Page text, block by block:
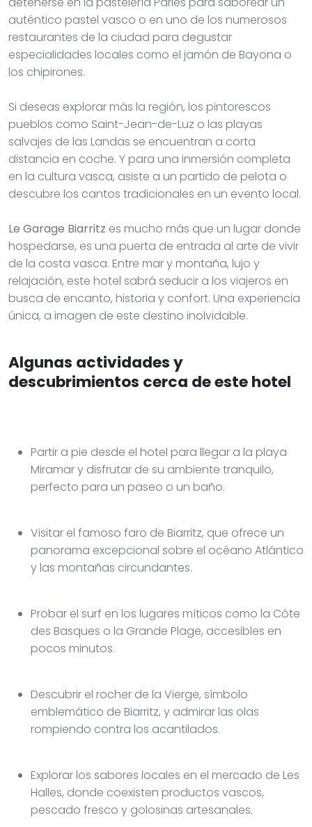
auténtico pastel vasco o en uno de los numerosos
restaurantes de la ciudad para degustar
especialidades locales como el jamón de Bayona o
los chipirones.
Si deseas explorar más la región, los pintorescos
pueblos como Saint-Jean-de-Luz o las playas
salvajes de las Landas se encuentran a corta
distancia en coche. Y para una inmersión completa
en la cultura vasca, asiste a un partido de pelota o
descubre los cantos tradicionales en un evento local.
Le Garage Biarritz es mucho más que un lugar donde
hospedarse, es una puerta de entrada al arte de vivir
de la costa vasca. Entre mar y montaña, lujo y
relajación, este hotel sabrá seducir a los viajeros en
busca de encanto, historia y confort. Una experiencia
única, a imagen de este destino inolvidable.
Algunas actividades y
descubrimientos cerca de este hotel
Partir a pie desde el hotel para llegar a la playa
Miramar y disfrutar de su ambiente tranquilo,
perfecto para un paseo o un baño.
Visitar el famoso faro de Biarritz, que ofrece un
panorama excepcional sobre el océano Atlántico
y las montañas circundantes.
Probar el surf en los lugares míticos como la Côte
des Basques o la Grande Plage, accesibles en
pocos minutos.
Descubrir el rocher de la Vierge, símbolo
emblemático de Biarritz, y admirar las olas
rompiendo contra los acantilados.
Explorar los sabores locales en el mercado de Les
Halles, donde coexisten productos vascos,
pescado fresco y golosinas artesanales.